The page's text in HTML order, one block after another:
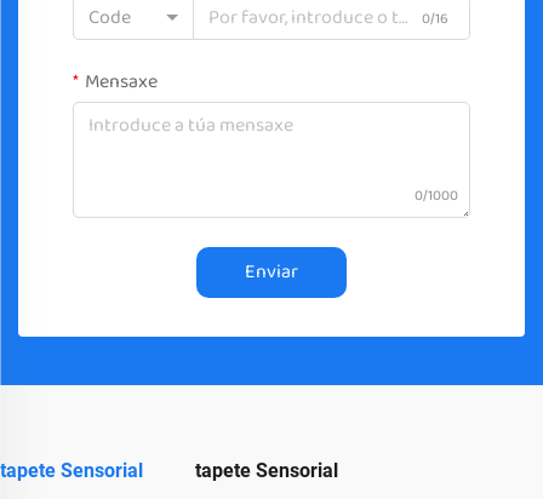
Code
0/16
Mensaxe
0/1000
Enviar
tapete Sensorial tapete Sensorial